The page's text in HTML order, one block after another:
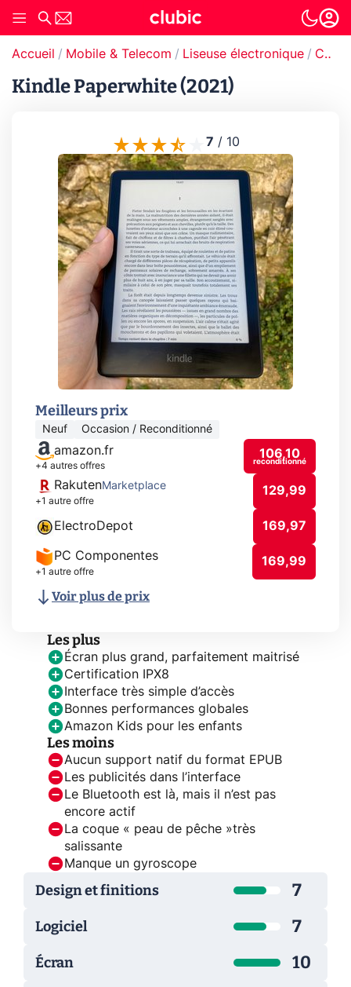
Accueil Mobile & Telecom Liseuse électronique Comparatif liseuse
Kindle Paperwhite (2021)
7 / 10
Meilleurs prix
Neuf Occasion / Reconditionné
amazon.fr
+4 autres offres
106,10
reconditionné
RakutenMarketplace
+1 autre offre
129,99
ElectroDepot 169,97
PC Componentes
+1 autre offre
169,99
Voir plus de prix
Les plus
Écran plus grand, parfaitement maitrisé
Certification IPX8
Interface très simple d’accès
Bonnes performances globales
Amazon Kids pour les enfants
Les moins
Aucun support natif du format EPUB
Les publicités dans l’interface
Le Bluetooth est là, mais il n’est pas
encore actif
La coque « peau de pêche »très
salissante
Manque un gyroscope
Design et finitions 7
Logiciel 7
Écran 10